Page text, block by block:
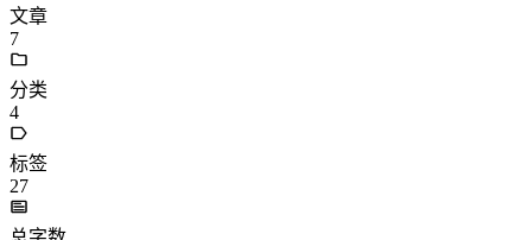
文章
7
分类
4
标签
27